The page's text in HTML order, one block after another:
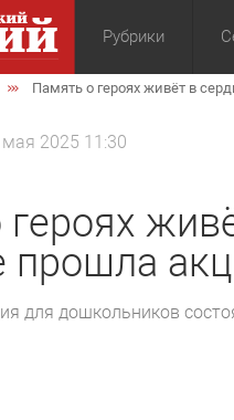
Рубрики
Общество
Память о героях живёт в
2025 11:30
прошла
для дошкольников